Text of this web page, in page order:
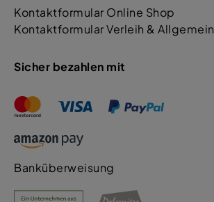
Kontaktformular Online Shop
Kontaktformular Verleih & Allgemein
Sicher bezahlen mit
Banküberweisung